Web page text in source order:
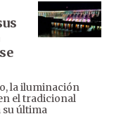
la iluminación
el tradicional
su última